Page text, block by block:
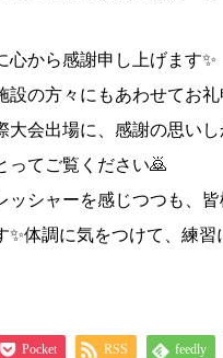
心から感謝申し上げます✨
の方々にもあわせてお礼
大会出場に、感謝の思い
ってご覧ください🙇
シャーを感じつつも、
体調に気をつけて、練
Pocket RSS feedly